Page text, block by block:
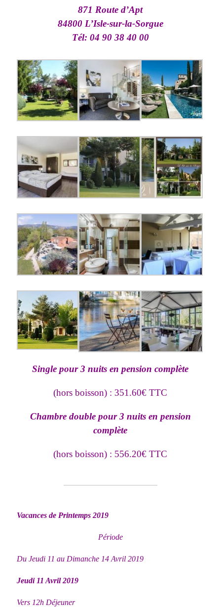
871 Route d’Apt
84800 L’Isle-sur-la-Sorgue
Tél: 04 90 38 40 00
Single pour 3 nuits en pension complète
(hors boisson) : 351.60€ TTC
Chambre double pour 3 nuits en pension
complète
(hors boisson) : 556.20€ TTC
Vacances de Printemps 2019
Période
Du Jeudi 11 au Dimanche 14 Avril 2019
Jeudi 11 Avril 2019
Vers 12h Déjeuner